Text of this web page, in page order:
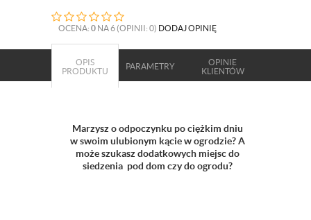
OCENA: 0 NA 6 (OPINII: 0) DODAJ OPINIĘ
OPIS
PRODUKTU
PARAMETRY
OPINIE
KLIENTÓW
Marzysz o odpoczynku po ciężkim dniu
w swoim ulubionym kącie w ogrodzie? A
może szukasz dodatkowych miejsc do
siedzenia pod dom czy do ogrodu?